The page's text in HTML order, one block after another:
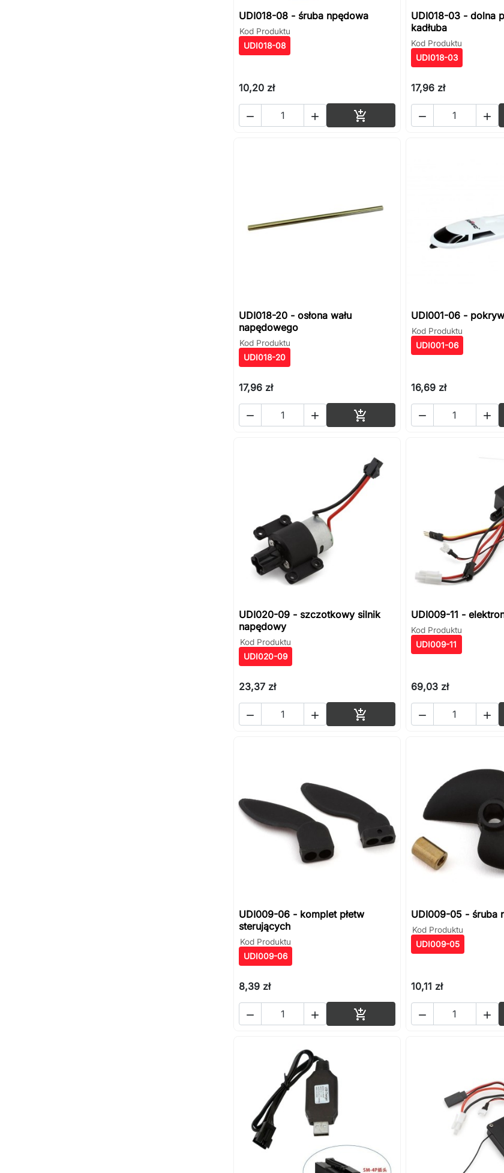
UDI018-08 - śruba npędowa
Kod Produktu
UDI018-08
10,20 zł
   Dodaj do koszyka
UDI018-03 - dolna
kadłuba
Kod Produktu
UDI018-03
17,96 zł
 
UDI018-20 - osłona wału
napędowego
Kod Produktu
UDI018-20
17,96 zł
   Dodaj do koszyka
UDI001-06 -
Kod Produktu
UDI001-06
16,69 zł
 
UDI020-09 - szczotkowy silnik
napędowy
Kod Produktu
UDI020-09
23,37 zł
   Dodaj do koszyka
UDI009-11 -
Kod Produktu
UDI009-11
69,03 zł
 
UDI009-06 - komplet płetw
sterujących
Kod Produktu
UDI009-06
8,39 zł
   Dodaj do koszyka
UDI009-05 - śruba
Kod Produktu
UDI009-05
10,11 zł
 